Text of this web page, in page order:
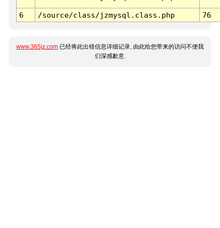
6 /source/class/jzmysql.class.php 76
www.365jz.com 已经将此出错信息详细记录, 由此给您带来的访问不便我
们深感歉意.